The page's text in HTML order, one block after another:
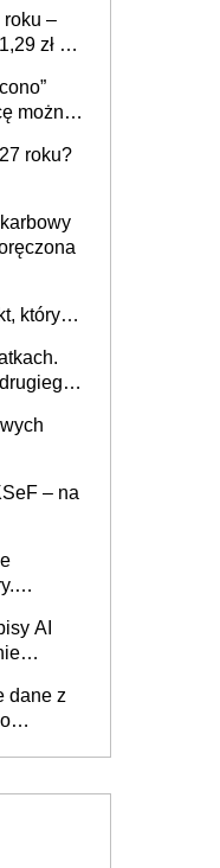
roku –
zł za
można
roku?
który
– na
AI
dane z